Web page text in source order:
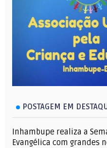
POSTAGEM EM
Inhambupe realiza a
Evangélica com grandes